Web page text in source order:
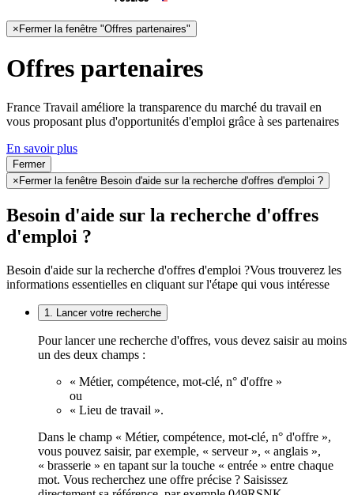
× Fermer la fenêtre "Offres partenaires"
Offres partenaires
France Travail améliore la transparence du marché du travail en
vous proposant plus d'opportunités d'emploi grâce à ses partenaires
En savoir plus
Fermer
× Fermer la fenêtre Besoin d'aide sur la recherche d'offres d'emploi ?
Besoin d'aide sur la recherche d'offres
d'emploi ?
Besoin d'aide sur la recherche d'offres d'emploi ?Vous trouverez les
informations essentielles en cliquant sur l'étape qui vous intéresse
1. Lancer votre recherche
Pour lancer une recherche d'offres, vous devez saisir au moins
un des deux champs :
« Métier, compétence, mot-clé, n° d'offre »
ou
« Lieu de travail ».
Dans le champ « Métier, compétence, mot-clé, n° d'offre »,
vous pouvez saisir, par exemple, « serveur », « anglais »,
« brasserie » en tapant sur la touche « entrée » entre chaque
mot. Vous recherchez une offre précise ? Saisissez